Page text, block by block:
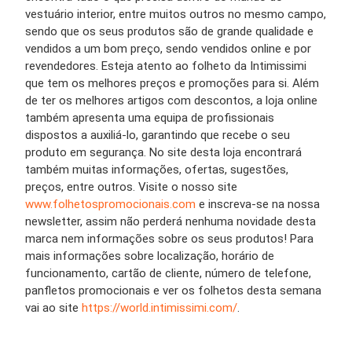
vestuário interior, entre muitos outros no mesmo campo,
sendo que os seus produtos são de grande qualidade e
vendidos a um bom preço, sendo vendidos online e por
revendedores. Esteja atento ao folheto da Intimissimi
que tem os melhores preços e promoções para si. Além
de ter os melhores artigos com descontos, a loja online
também apresenta uma equipa de profissionais
dispostos a auxiliá-lo, garantindo que recebe o seu
produto em segurança. No site desta loja encontrará
também muitas informações, ofertas, sugestões,
preços, entre outros. Visite o nosso site
www.folhetospromocionais.com e inscreva-se na nossa
newsletter, assim não perderá nenhuma novidade desta
marca nem informações sobre os seus produtos! Para
mais informações sobre localização, horário de
funcionamento, cartão de cliente, número de telefone,
panfletos promocionais e ver os folhetos desta semana
vai ao site https://world.intimissimi.com/.